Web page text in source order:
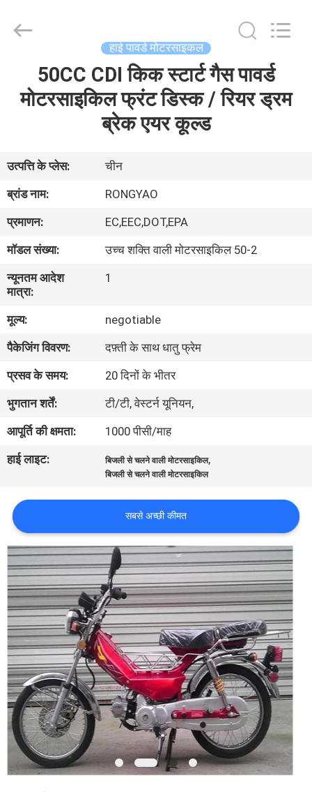
हमारे
बारे
में
कारखाना
भ्रमण
गुणवत्ता
नियंत्रण
संपर्क
करें
एक
की
विनती
करे
साइटमैप
गोपनीयता
नीति
Vehicle
Co.,Ltd.
हाई पावर्ड मोटरसाइकल
50CC CDI किक स्टार्ट गैस पावर्ड
मोटरसाइकिल फ्रंट डिस्क / रियर ड्रम
ब्रेक एयर कूल्ड
उत्पत्ति के प्लेस:
चीन
ब्रांड नाम:
RONGYAO
प्रमाणन:
EC,EEC,DOT,EPA
मॉडल संख्या:
उच्च शक्ति वाली मोटरसाइकिल 50-2
न्यूनतम आदेश
मात्रा:
1
मूल्य:
negotiable
पैकेजिंग विवरण:
दफ़्ती के साथ धातु फ्रेम
प्रसव के समय:
20 दिनों के भीतर
भुगतान शर्तें:
टी/टी, वेस्टर्न यूनियन,
आपूर्ति की क्षमता:
1000 पीसी/माह
हाई लाइट:
बिजली से चलने वाली मोटरसाइकिल,
बिजली से चलने वाली मोटरसाइकिल
सबसे अच्छी कीमत